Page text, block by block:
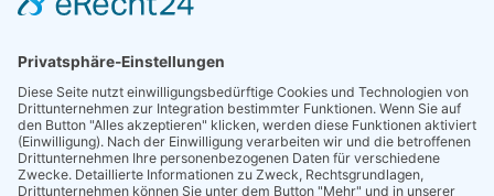
für Ihre Mitgliedschaft
NEWSLETTER
Neuigkeiten rund um die Geriatrie und die DGG – regelmäßig in Ihrem